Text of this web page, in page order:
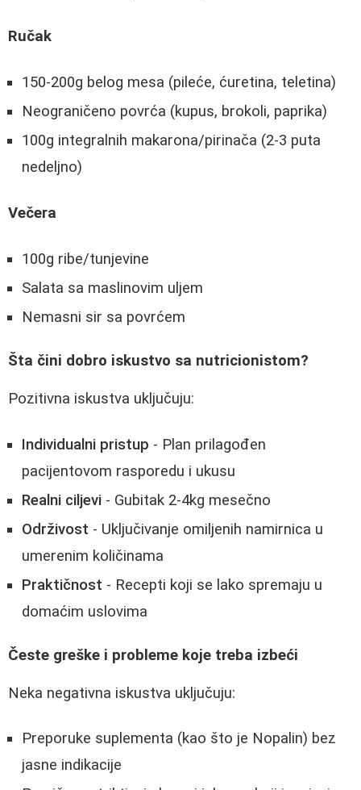
Ručak
150-200g belog mesa (pileće, ćuretina, teletina)
Neograničeno povrća (kupus, brokoli, paprika)
100g integralnih makarona/pirinača (2-3 puta
nedeljno)
Večera
100g ribe/tunjevine
Salata sa maslinovim uljem
Nemasni sir sa povrćem
Šta čini dobro iskustvo sa nutricionistom?
Pozitivna iskustva uključuju:
Individualni pristup - Plan prilagođen
pacijentovom rasporedu i ukusu
Realni ciljevi - Gubitak 2-4kg mesečno
Održivost - Uključivanje omiljenih namirnica u
umerenim količinama
Praktičnost - Recepti koji se lako spremaju u
domaćim uslovima
Česte greške i probleme koje treba izbeći
Neka negativna iskustva uključuju:
Preporuke suplementa (kao što je Nopalin) bez
jasne indikacije